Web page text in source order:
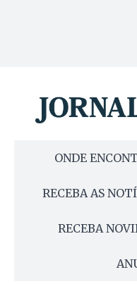
ONDE
RECEBA AS
RECEBA